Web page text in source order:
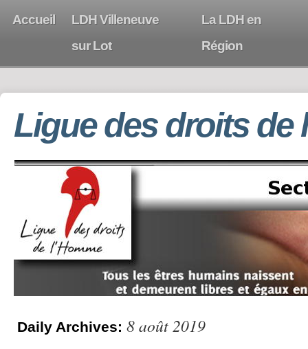
Accueil
LDH Villeneuve
sur Lot
La LDH en
Région
Ligue des droits de
Daily Archives: 8 août 2019